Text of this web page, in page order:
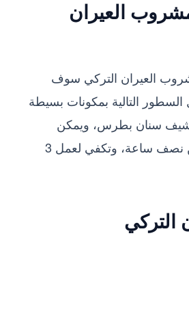
العيران
العيران التركي سوف
التالية بمكونات بسيطة
سنان بطرس، ويمكن
تحضيرها في أقل من نصف ساعة، وتكفي لعمل 3
التركي